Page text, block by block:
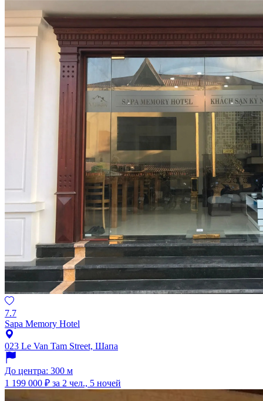
7.7
Sapa Memory Hotel
023 Le Van Tam Street, Шапа
До центра: 300 м
1 199 000 ₽ за 2 чел., 5 ночей